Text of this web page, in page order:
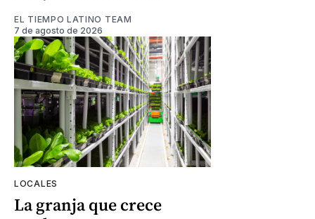
EL TIEMPO LATINO TEAM
7 de agosto de 2026
LOCALES
La granja que crece